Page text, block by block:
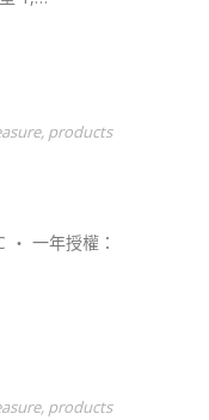
, products
‧ 一年授權：
, products